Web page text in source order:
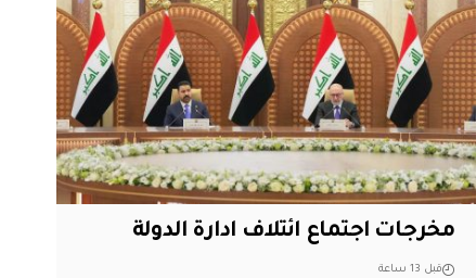
مخرجات اجتماع ائتلاف ادارة الدولة
قبل 13 ساعة